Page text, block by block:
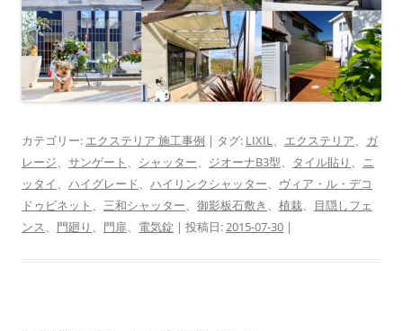
カテゴリー: エクステリア 施工事例 | タグ: LIXIL、 エクステリア、 ガ
レージ、 サンゲート 、 シャッター、 ジオーナB3型、 タイル貼り 、 ニ
ッタイ、 ハイグレード、 ハイリンクシャッター、 ヴィア・ル・デコ
ドゥビネット 、 三和シャッター、 御影板石敷き 、 植栽、
目隠しフェ
ンス、 門廻り 、 門扉、 電気錠 | 投稿日:2015-07-30 |